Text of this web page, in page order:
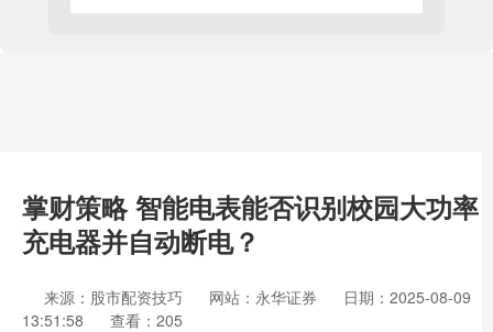
掌财策略 智能电表能否识别校园大功率
充电器并自动断电？
来源：股市配资技巧 网站：永华证券
日期：2025-08-09
13:51:58
查看：205